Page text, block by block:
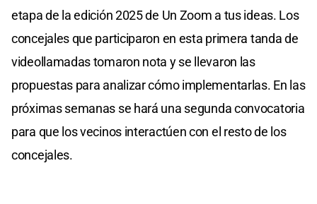
etapa de la edición 2025 de Un Zoom a tus ideas. Los
concejales que participaron en esta primera tanda de
videollamadas tomaron nota y se llevaron las
propuestas para analizar cómo implementarlas. En las
próximas semanas se hará una segunda convocatoria
para que los vecinos interactúen con el resto de los
concejales.